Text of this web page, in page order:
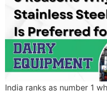
India ranks as number 1